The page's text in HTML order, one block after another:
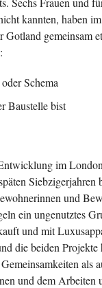
kannten, haben
Gotland gemeinsam
Schema
Baustelle bist
im
Siebzigerjahren
und
ein ungenutztes
und mit
die beiden Projekte
als
und dem Arbeiten